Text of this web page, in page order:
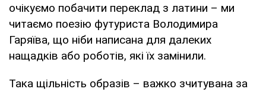
очікуємо побачити переклад з латини – ми
читаємо поезію футуриста Володимира
Гаряїва, що ніби написана для далеких
нащадків або роботів, які їх замінили.
Така щільність образів – важко зчитувана за